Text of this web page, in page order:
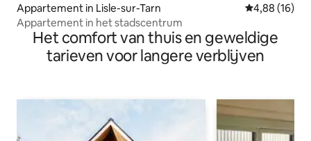
Appartement in Lisle-sur-Tarn Gemiddelde
4,88 (16)
Appartement in het stadscentrum
Het comfort van thuis en geweldige
tarieven voor langere verblijven